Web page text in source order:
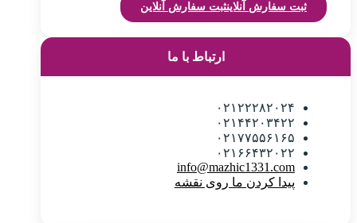
ثبت سفارش آنلاینثبت سفارش آنلاین
ارتباط با ما
۰۲۱۲۲۲۸۲۰۲۴
۰۲۱۴۴۲۰۳۴۲۲
۰۲۱۷۷۵۵۶۱۶۵
۰۲۱۶۶۴۳۲۰۲۲
info@mazhic1331.com
پیدا کردن ما روی نقشه